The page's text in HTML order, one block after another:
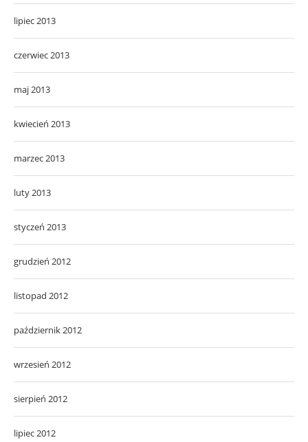
lipiec 2013
czerwiec 2013
maj 2013
kwiecień 2013
marzec 2013
luty 2013
styczeń 2013
grudzień 2012
listopad 2012
październik 2012
wrzesień 2012
sierpień 2012
lipiec 2012